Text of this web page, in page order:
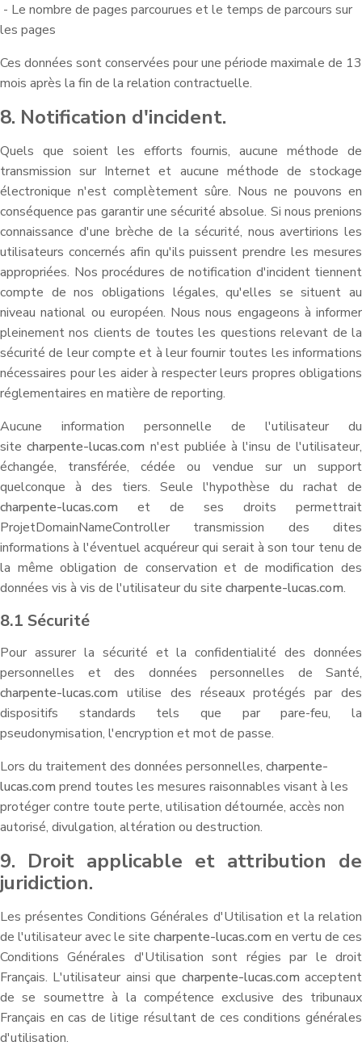
- Le nombre de pages parcourues et le temps de parcours sur
les pages
Ces données sont conservées pour une période maximale de 13
mois après la fin de la relation contractuelle.
8. Notification d'incident.
Quels que soient les efforts fournis, aucune méthode de
transmission sur Internet et aucune méthode de stockage
électronique n'est complètement sûre. Nous ne pouvons en
conséquence pas garantir une sécurité absolue. Si nous prenions
connaissance d'une brèche de la sécurité, nous avertirions les
utilisateurs concernés afin qu'ils puissent prendre les mesures
appropriées. Nos procédures de notification d'incident tiennent
compte de nos obligations légales, qu'elles se situent au
niveau national ou européen. Nous nous engageons à informer
pleinement nos clients de toutes les questions relevant de la
sécurité de leur compte et à leur fournir toutes les informations
nécessaires pour les aider à respecter leurs propres obligations
réglementaires en matière de reporting.
Aucune information personnelle de l'utilisateur du
sitecharpente-lucas.com n'est publiée à l'insu de l'utilisateur,
échangée, transférée, cédée ou vendue sur un support
quelconque à des tiers. Seule l'hypothèse du rachat de
charpente-lucas.com et de ses droits permettrait
ProjetDomainNameController transmission des dites
informations à l'éventuel acquéreur qui serait à son tour tenu de
la même obligation de conservation et de modification des
données vis à vis de l'utilisateur du site charpente-lucas.com.
8.1 Sécurité
Pour assurer la sécurité et la confidentialité des données
personnelles et des données personnelles de Santé,
charpente-lucas.com utilise des réseaux protégés par des
dispositifs standards tels que par pare-feu, la
pseudonymisation, l'encryption et mot de passe.
Lors du traitement des données personnelles, charpente-
lucas.com prend toutes les mesures raisonnables visant à les
protéger contre toute perte, utilisation détournée, accès non
autorisé, divulgation, altération ou destruction.
9. Droit applicable et attribution de
juridiction.
Les présentes Conditions Générales d'Utilisation et la relation
de l'utilisateur avec le site charpente-lucas.com en vertu de ces
Conditions Générales d'Utilisation sont régies par le droit
Français. L'utilisateur ainsi que charpente-lucas.com acceptent
de se soumettre à la compétence exclusive des tribunaux
Français en cas de litige résultant de ces conditions générales
d'utilisation.